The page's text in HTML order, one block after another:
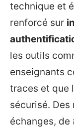
technique et
renforcé sur
les outils
enseignants
traces et que
sécurisé. Des
échanges, de